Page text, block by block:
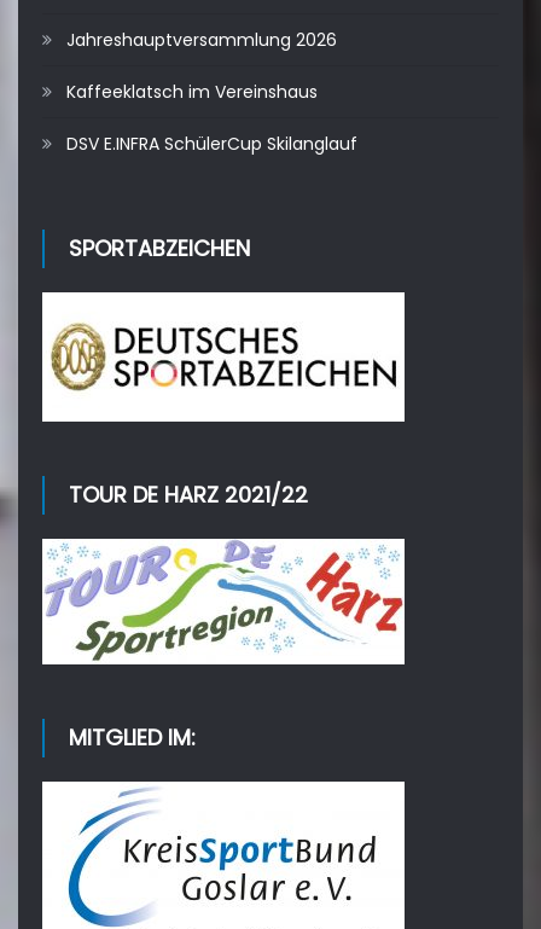
Jahreshauptversammlung 2026
Kaffeeklatsch im Vereinshaus
DSV E.INFRA SchülerCup Skilanglauf
SPORTABZEICHEN
TOUR DE HARZ 2021/22
MITGLIED IM: